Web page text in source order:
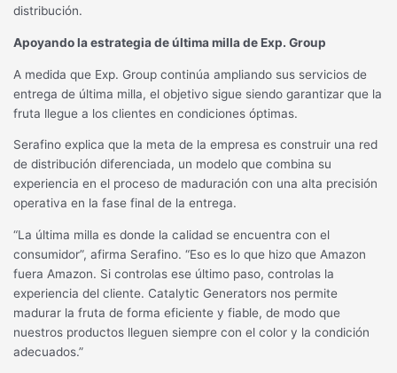
distribución.
Apoyando la estrategia de última milla de Exp. Group
A medida que Exp. Group continúa ampliando sus servicios de
entrega de última milla, el objetivo sigue siendo garantizar que la
fruta llegue a los clientes en condiciones óptimas.
Serafino explica que la meta de la empresa es construir una red
de distribución diferenciada, un modelo que combina su
experiencia en el proceso de maduración con una alta precisión
operativa en la fase final de la entrega.
“La última milla es donde la calidad se encuentra con el
consumidor”, afirma Serafino. “Eso es lo que hizo que Amazon
fuera Amazon. Si controlas ese último paso, controlas la
experiencia del cliente. Catalytic Generators nos permite
madurar la fruta de forma eficiente y fiable, de modo que
nuestros productos lleguen siempre con el color y la condición
adecuados.”